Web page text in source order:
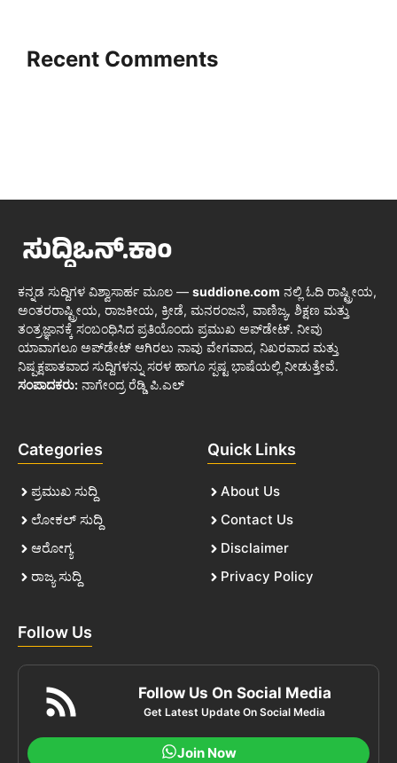
Recent Comments
ಕನ್ನಡ ಸುದ್ದಿಗಳ ವಿಶ್ವಾಸಾರ್ಹ ಮೂಲ — suddione.com ನಲ್ಲಿ ಓದಿ ರಾಷ್ಟ್ರೀಯ,
ಅಂತರರಾಷ್ಟ್ರೀಯ, ರಾಜಕೀಯ, ಕ್ರೀಡೆ, ಮನರಂಜನೆ, ವಾಣಿಜ್ಯ, ಶಿಕ್ಷಣ ಮತ್ತು
ತಂತ್ರಜ್ಞಾನಕ್ಕೆ ಸಂಬಂಧಿಸಿದ ಪ್ರತಿಯೊಂದು ಪ್ರಮುಖ ಅಪ್‌ಡೇಟ್. ನೀವು
ಯಾವಾಗಲೂ ಅಪ್‌ಡೇಟ್ ಆಗಿರಲು ನಾವು ವೇಗವಾದ, ನಿಖರವಾದ ಮತ್ತು
ನಿಷ್ಪಕ್ಷಪಾತವಾದ ಸುದ್ದಿಗಳನ್ನು ಸರಳ ಹಾಗೂ ಸ್ಪಷ್ಟ ಭಾಷೆಯಲ್ಲಿ ನೀಡುತ್ತೇವೆ.
ಸಂಪಾದಕರು: ನಾಗೇಂದ್ರ ರೆಡ್ಡಿ ಪಿ.ಎಲ್
Categories
ಪ್ರಮುಖ ಸುದ್ದಿ
ಲೋಕಲ್ ಸುದ್ದಿ
ಆರೋಗ್ಯ
ರಾಜ್ಯ ಸುದ್ದಿ
Quick Links
About Us
Contact Us
Disclaimer
Privacy Policy
Follow Us
Follow Us On Social Media
Get Latest Update On Social Media
Join Now